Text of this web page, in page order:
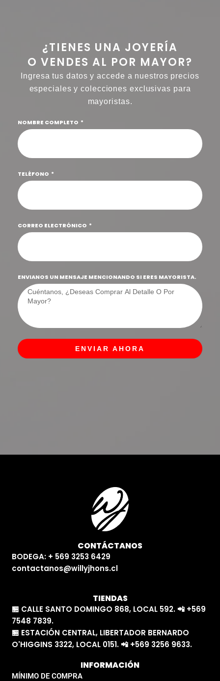
¿TIENES UNA JOYERÍA
O VENDES AL POR MAYOR?
Ingresa tus datos y accede a nuestros precios
especiales y colecciones exclusivas para
mayoristas.
NOMBRE COMPLETO
TELÉFONO
CORREO ELECTRÓNICO
ENVIANOS UN MENSAJE MENCIONANDO SI ERES MAYORISTA.
ENVIAR AHORA
CONTÁCTANOS
BODEGA: + 569 3253 6429
contactanos@willyjhons.cl
TIENDAS
🏪 CALLE SANTO DOMINGO 868, LOCAL 592. 📲 +569
7548 7839.
🏪 ESTACIÓN CENTRAL, LIBERTADOR BERNARDO
O'HIGGINS 3322, LOCAL 0151. 📲 +569 3256 9633.
INFORMACIÓN
MÍNIMO DE COMPRA